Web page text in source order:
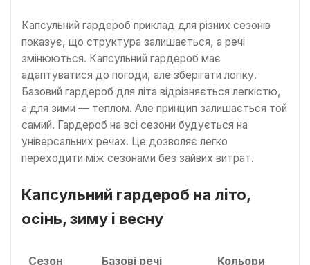
Капсульний гардероб приклад для різних сезонів
показує, що структура залишається, а речі
змінюються. Капсульний гардероб має
адаптуватися до погоди, але зберігати логіку.
Базовий гардероб для літа відрізняється легкістю,
а для зими — теплом. Але принцип залишається той
самий. Гардероб на всі сезони будується на
універсальних речах. Це дозволяє легко
переходити між сезонами без зайвих витрат.
Капсульний гардероб на літо,
осінь, зиму і весну
Сезон Базові речі Кольори